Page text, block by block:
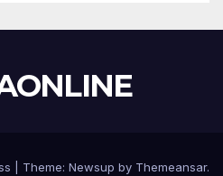
Theme: Newsup by Themeansar.